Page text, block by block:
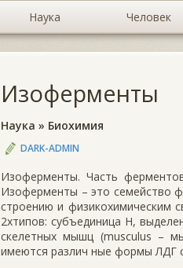
Наука Человек
Изоферменты
Наука » Биохимия
DARK-ADMIN
Изоферменты. Часть
Изоферменты – это семейство
строению и физикохимическим
2хтипов: субъединица Н,
скелетных мышц (musculus –
имеются различ ные формы ЛДГ